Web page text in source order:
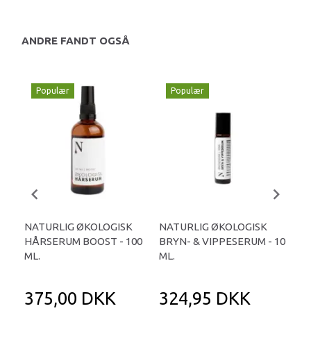
ANDRE FANDT OGSÅ
Populær
NATURLIG ØKOLOGISK
HÅRSERUM BOOST - 100
ML.
375,00 DKK
Populær
NATURLIG ØKOLOGISK
BRYN- & VIPPESERUM - 10
ML.
324,95 DKK